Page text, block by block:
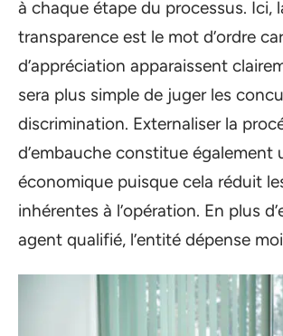
à chaque étape du processus. Ici,
transparence est le mot d’ordre
d’appréciation apparaissent
sera plus simple de juger les
discrimination. Externaliser la
d’embauche constitue également
économique puisque cela réduit
inhérentes à l’opération. En plus
agent qualifié, l’entité dépense